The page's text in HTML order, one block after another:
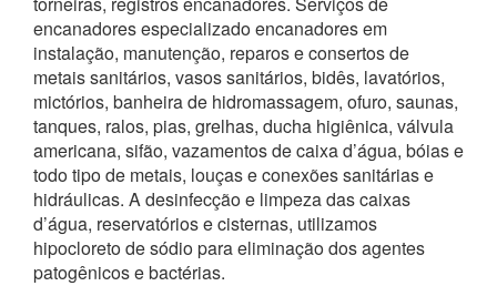
encanadores especializado encanadores em
instalação, manutenção, reparos e consertos de
metais sanitários, vasos sanitários, bidês, lavatórios,
mictórios, banheira de hidromassagem, ofuro, saunas,
tanques, ralos, pias, grelhas, ducha higiênica, válvula
americana, sifão, vazamentos de caixa d’água, bóias e
todo tipo de metais, louças e conexões sanitárias e
hidráulicas. A desinfecção e limpeza das caixas
d’água, reservatórios e cisternas, utilizamos
hipocloreto de sódio para eliminação dos agentes
patogênicos e bactérias.